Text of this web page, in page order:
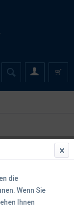
die
Wenn Sie
Ihnen